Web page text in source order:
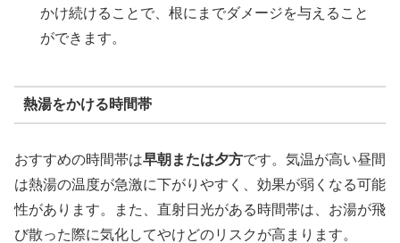
かけ続けることで、根にまでダメージを与えること
ができます。
熱湯をかける時間帯
おすすめの時間帯は早朝または夕方です。気温が高い昼間
は熱湯の温度が急激に下がりやすく、効果が弱くなる可能
性があります。また、直射日光がある時間帯は、お湯が飛
び散った際に気化してやけどのリスクが高まります。